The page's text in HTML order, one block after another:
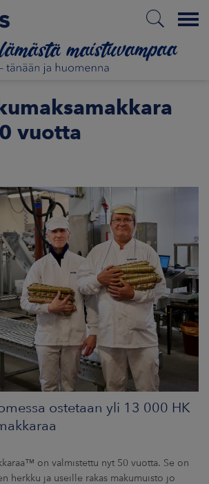
Menu
vuotta
ostetaan yli 13 000 HK
on valmistettu nyt 50 vuotta. Se on
herkku ja useille rakas makumuisto jo